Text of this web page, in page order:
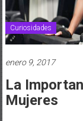
Curiosidades
enero 9, 2017
La
Mujeres